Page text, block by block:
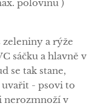
polovinu )
zeleniny a rýže
sáčku a hlavně v
se tak stane,
- psovi to
nerozmnoží v